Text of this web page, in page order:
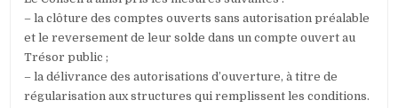
– la clôture des comptes ouverts sans autorisation préalable
et le reversement de leur solde dans un compte ouvert au
Trésor public ;
– la délivrance des autorisations d’ouverture, à titre de
régularisation aux structures qui remplissent les conditions.